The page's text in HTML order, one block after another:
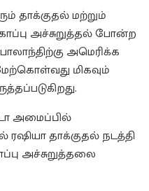
தாக்குதல் மற்றும்
அச்சுறுத்தல் போன்ற
அமெரிக்க
மிகவும்
அமைப்பில்
தாக்குதல் நடத்தி
அச்சுறுத்தலை